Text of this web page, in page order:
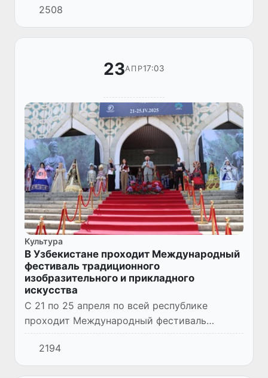
организовано при поддержке ЮНЕСКО и
ИСЕСКО и собрало около 200 участнико...
2508
23АПР17:03
Культура
В Узбекистане проходит Международный
фестиваль традиционного
изобразительного и прикладного
искусства
С 21 по 25 апреля по всей республике
проходит Международный фестиваль
традиционного изобразительного и
прикладного искусства, посвященный Году
охраны окружающей среды и «зеленой» э...
2194